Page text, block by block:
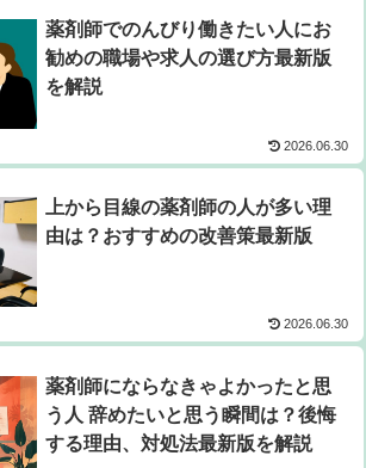
薬剤師でのんびり働きたい人にお
勧めの職場や求人の選び方最新版
を解説
2026.06.30
上から目線の薬剤師の人が多い理
由は？おすすめの改善策最新版
2026.06.30
薬剤師にならなきゃよかったと思
う人 辞めたいと思う瞬間は？後悔
する理由、対処法最新版を解説